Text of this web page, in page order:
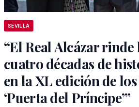
SEVILLA
“El Real Alcázar rinde
cuatro décadas de
en la XL edición de
‘Puerta del Príncipe’”